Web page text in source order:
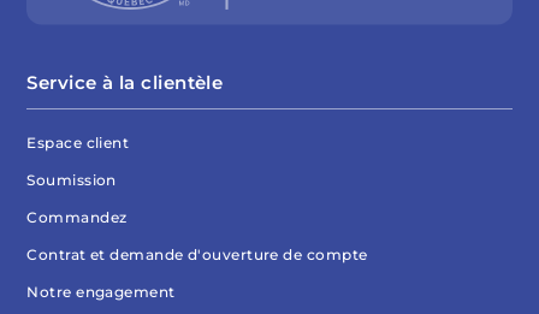
Service à la clientèle
Espace client
Soumission
Commandez
Contrat et demande d'ouverture de compte
Notre engagement